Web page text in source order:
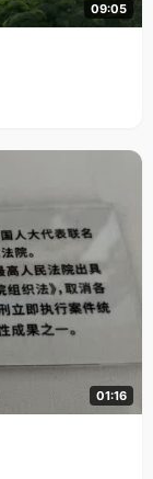
09:05
01:16